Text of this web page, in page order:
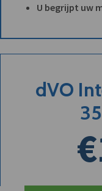
U begrijpt uw
dVO